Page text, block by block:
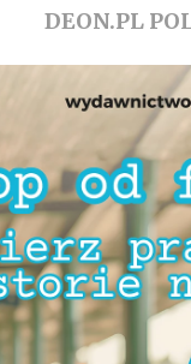
DEON.PL